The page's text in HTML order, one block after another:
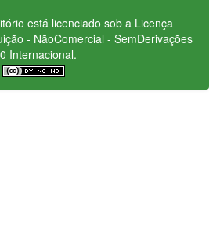
está licenciado sob a Licença
- NãoComercial - SemDerivações
Internacional.